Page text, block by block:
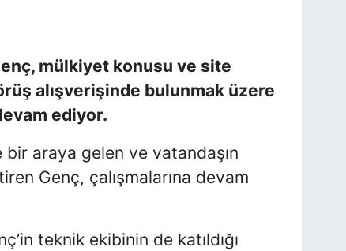
mülkiyet konusu ve site
alışverişinde bulunmak üzere
ediyor.
bir araya gelen ve vatandaşın
Genç, çalışmalarına devam
teknik ekibinin de katıldığı